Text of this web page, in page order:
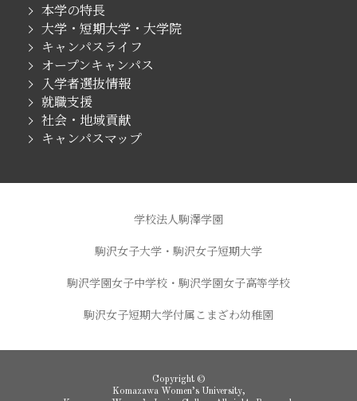
本学の特長
大学・短期大学・大学院
キャンパスライフ
オープンキャンパス
入学者選抜情報
就職支援
社会・地域貢献
キャンパスマップ
学校法人駒澤学園
駒沢女子大学・駒沢女子短期大学
駒沢学園女子中学校・駒沢学園女子高等学校
駒沢女子短期大学付属こまざわ幼稚園
Copyright ©
Komazawa Women’s University,